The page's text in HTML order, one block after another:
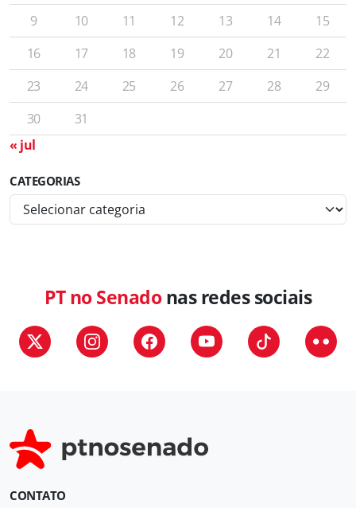
9
10 11 12 13 14
15
16
17 18 19 20 21
22
23
24 25 26 27 28
29
30
31
« jul
CATEGORIAS
a
PT no Senadonas redes sociais
CONTATO